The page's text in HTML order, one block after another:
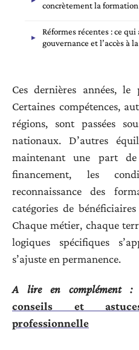
concrètement la
Réformes récentes : ce qui
gouvernance et l’accès à
Ces dernières années, le
Certaines compétences,
régions, sont passées
nationaux. D’autres
maintenant une part de
financement, les
reconnaissance des
catégories de
Chaque métier, chaque
logiques spécifiques
s’ajuste en permanence.
A lire en complément :
conseils et
professionnelle